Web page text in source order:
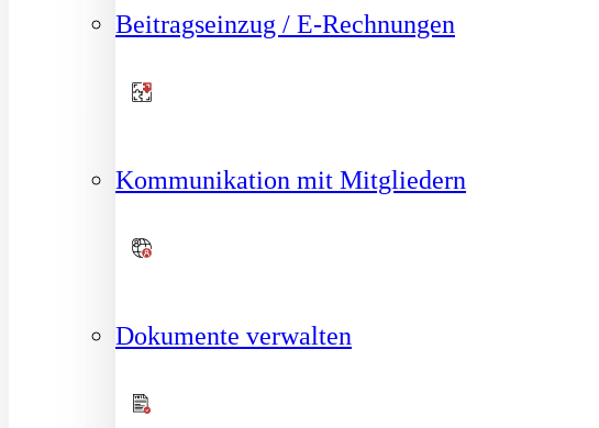
Beitragseinzug / E-Rechnungen
Kommunikation mit Mitgliedern
Dokumente verwalten